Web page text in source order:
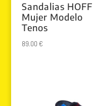
Sandalias
Mujer Modelo
Tenos
89.00€